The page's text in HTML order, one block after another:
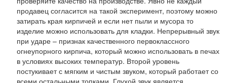
продавец согласится на такой эксперимент, поэтому можно
затирать края кирпичей и если нет пыли и мусора то
изделие можно использовать для кладки. Непрерывный звук
при ударе – признак качественного первоклассного
огнеупорного кирпича, который можно использовать в печах
в условиях высоких температур. Второй уровень
постукивает с мягким и чистым звуком, который работает со